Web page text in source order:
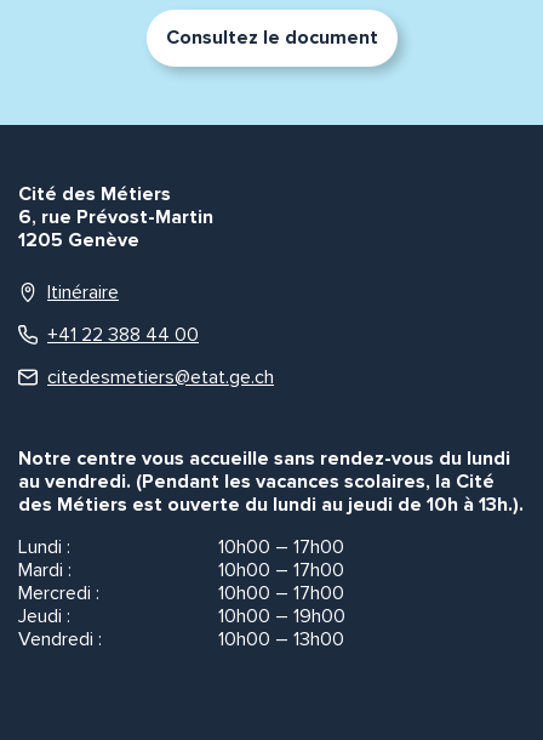
Consultez le document
Cité des Métiers
6, rue Prévost-Martin
1205 Genève
Itinéraire
+41 22 388 44 00
citedesmetiers@etat.ge.ch
Notre centre vous accueille sans rendez-vous du lundi
au vendredi. (Pendant les vacances scolaires, la Cité
des Métiers est ouverte du lundi au jeudi de 10h à 13h.).
Lundi :
10h00 – 17h00
Mardi :
10h00 – 17h00
Mercredi :
10h00 – 17h00
Jeudi :
10h00 – 19h00
Vendredi :
10h00 – 13h00